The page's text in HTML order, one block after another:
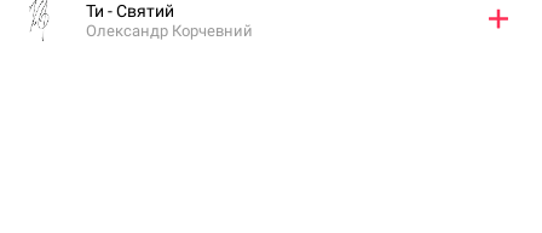
Ти - Святий
Олександр Корчевний